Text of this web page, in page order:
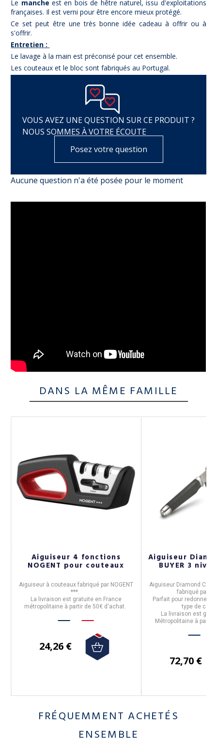
Le manche est en bois de hêtre naturel, issu d'exploitations
françaises. Il est verni pour être encore mieux protégé.
Ce set peut être une très bonne idée cadeau à offrir ou à
s'offrir.
Entretien :
Le lavage à la main est préconisé pour cet ensemble.
Les couteaux et le bloc sont fabriqués au Portugal.
VOUS AVEZ UNE QUESTION SUR CE PRODUIT ?
NOUS SOMMES À VOTRE ÉCOUTE
Posez votre question
Aucune question n'a été posée pour le moment
DANS LA MÊME FAMILLE
Aiguiseur 4 fonctions
NOGENT pour couteaux
Aiguiseur à couteauxfabriqué par NOGENT
***
La livraison est gratuite en France
métropolitaine à partir de 50€ d'achat.
24,26 €
Aiguiseur
BUYER 3
Aiguiseur Diamond
fabriqué par
Parfait pour redonner
type de
La livraison est
Métropolitaine à partir
72,70 €
FRÉQUEMMENT ACHETÉS
ENSEMBLE